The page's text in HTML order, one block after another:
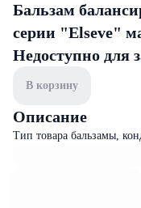
Бальзам
серии "Elseve"
Недоступно для
В корзину
Описание
Тип товара бальзамы,